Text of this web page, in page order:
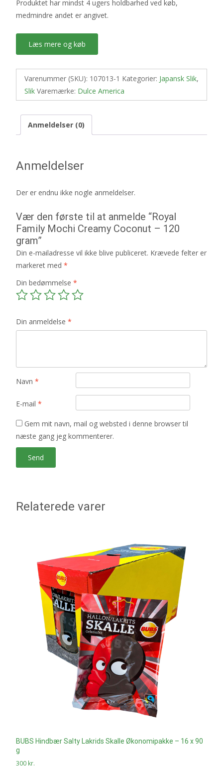
Produktet har mindst 4 ugers holdbarhed ved køb,
medmindre andet er angivet.
Læs mere og køb
Varenummer (SKU): 107013-1 Kategorier: Japansk Slik,
Slik Varemærke: Dulce America
Anmeldelser (0)
Anmeldelser
Der er endnu ikke nogle anmeldelser.
Vær den første til at anmelde “Royal
Family Mochi Creamy Coconut – 120
gram”
Din e-mailadresse vil ikke blive publiceret. Krævede felter er
markeret med *
Din bedømmelse *
Din anmeldelse *
Navn *
E-mail *
Gem mit navn, mail og websted i denne browser til
næste gang jeg kommenterer.
Relaterede varer
BUBS Hindbær Salty Lakrids Skalle Økonomipakke – 16 x 90
g
300 kr.